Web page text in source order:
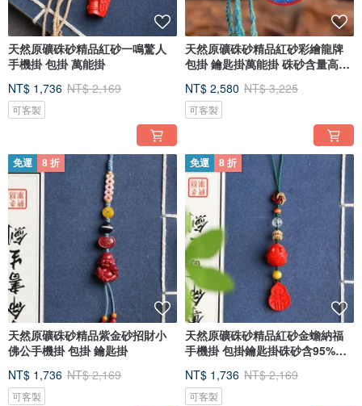
天然原礦硃砂精品紅砂一鳴驚人
手機掛 包掛 萬能掛
NT$ 1,736 NT$ 2,169
可客製
天然原礦硃砂精品紅砂彩繪龍牌
包掛 鑰匙掛萬能掛 硃砂含量高達
NT$ 2,580 NT$ 3,225
可客製
免運 8 折
天然原礦硃砂精品紫金砂招財小
佛公手機掛 包掛 鑰匙掛
NT$ 1,736 NT$ 2,169
可客製
免運 8 折
天然原礦硃砂精品紅砂金蟾納福
手機掛 包掛鑰匙掛硃砂含95%以
NT$ 1,736 NT$ 2,169
可客製